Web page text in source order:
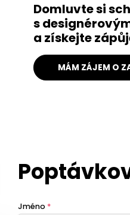
Domluvte si
s
a získejte
MÁM ZÁJEM O
Jméno *